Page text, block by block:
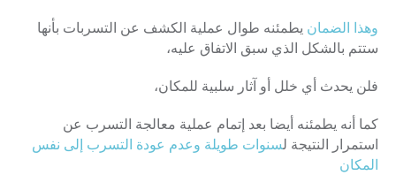
وهذا الضمان يطمئنه طوال عملية الكشف عن التسربات بأنها
ستتم بالشكل الذي سبق الاتفاق عليه،
فلن يحدث أي خلل أو آثار سلبية للمكان،
كما أنه يطمئنه أيضا بعد إتمام عملية معالجة التسرب عن
استمرار النتيجة لسنوات طويلة وعدم عودة التسرب إلى نفس
المكان